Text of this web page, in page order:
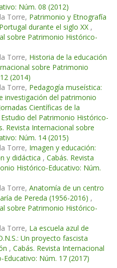
Núm. 08 (2012)
Torre, Patrimonio y Etnografía
durante el siglo XX ,
sobre Patrimonio Histórico-
Torre, Historia de la educación
sobre Patrimonio
(2014)
Torre, Pedagogía museística:
investigación del patrimonio
Científicas de la
del Patrimonio Histórico-
Revista Internacional sobre
Núm. 14 (2015)
Torre, Imagen y educación:
y didáctica , Cabás. Revista
Histórico-Educativo: Núm.
Torre, Anatomía de un centro
de Pereda (1956-2016) ,
sobre Patrimonio Histórico-
Torre, La escuela azul de
Un proyecto fascista
, Cabás. Revista Internacional
Núm. 17 (2017)